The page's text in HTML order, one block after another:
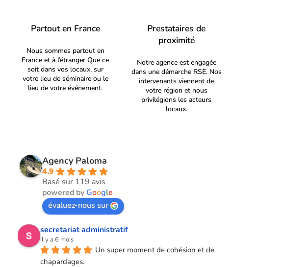
Partout en France
Nous sommes partout en
France et à l’étranger Que ce
soit dans vos locaux, sur
votre lieu de séminaire ou le
lieu de votre événement.
Prestataires de
proximité
Notre agence est engagée
dans une démarche RSE. Nos
intervenants viennent de
votre région et nous
privilégions les acteurs
locaux.
Agency Paloma
4.9
Basé sur 119 avis
powered by Google
évaluez-nous sur
secretariat administratif
il y a 6 mois
Un super moment de cohésion et de
chapardages.